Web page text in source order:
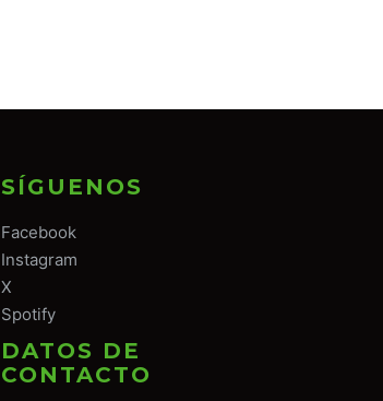
SÍGUENOS
Facebook
Instagram
X
Spotify
DATOS DE
CONTACTO